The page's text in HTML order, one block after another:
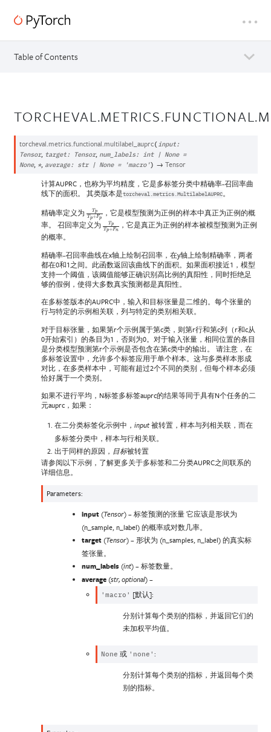
Table of Contents
torcheval.metrics.functional.multilabel_auprc( input :
Tensor, target: Tensor, num_labels: int | None
=
None, *, average: str | None = 'macro') → Tensor
计算AUPRC，也称为平均精度，它是多标签分类中精确率-召回率曲
线下的面积。 其类版本是torcheval.metrics.MultilabelAUPRC。
精确率定义为 p+Fp
，它是模型预测为正例的样本中真正为正例的概
率。 召回率定义为
p+Fn
，它是真正为正例的样本被模型预测为正例
的概率。
精确率-召回率曲线在x轴上绘制召回率，在y轴上绘制精确率，两者
都在0和1之间。此函数返回该曲线下的面积。如果面积接近1，模型
支持一个阈值，该阈值能够正确识别高比例的真阳性，同时拒绝足
够的假例，使得大多数真实预测都是真阳性。
在多标签版本的AUPRC中，输入和目标张量是二维的。每个张量的
行与特定的示例相关联，列与特定的类别相关联。
对于目标张量，如果第r个示例属于第c类，则第r行和第c列（r和c从
0开始索引）的条目为1，否则为0。对于输入张量，相同位置的条目
是分类模型预测第r个示例是否包含在第c类中的输出。 请注意，在
多标签设置中，允许多个标签应用于单个样本。这与多类样本形成
对比，在多类样本中，可能有超过2个不同的类别，但每个样本必须
恰好属于一个类别。
如果不进行平均，N标签多标签auprc的结果等同于具有N个任务的二
元auprc，如果：
在二分类标签化示例中，input被转置，样本与列相关联，而在
多标签分类中，样本与行相关联。
出于同样的原因， 目标被转置
请参阅以下示例，了解更多关于多标签和二分类AUPRC之间联系的
详细信息。
Parameters:
input (Tensor) – 标签预测的张量 它应该是形状为
(n_sample, n_label) 的概率或对数几率。
target (Tensor) – 形状为 (n_samples, n_label) 的真实标
签张量。
num_labels (int) – 标签数量。
average (str,optional) –
'macro' [默认]:
分别计算每个类别的指标，并返回它们的
未加权平均值。
None 或 'none' :
分别计算每个类别的指标，并返回每个类
别的指标。